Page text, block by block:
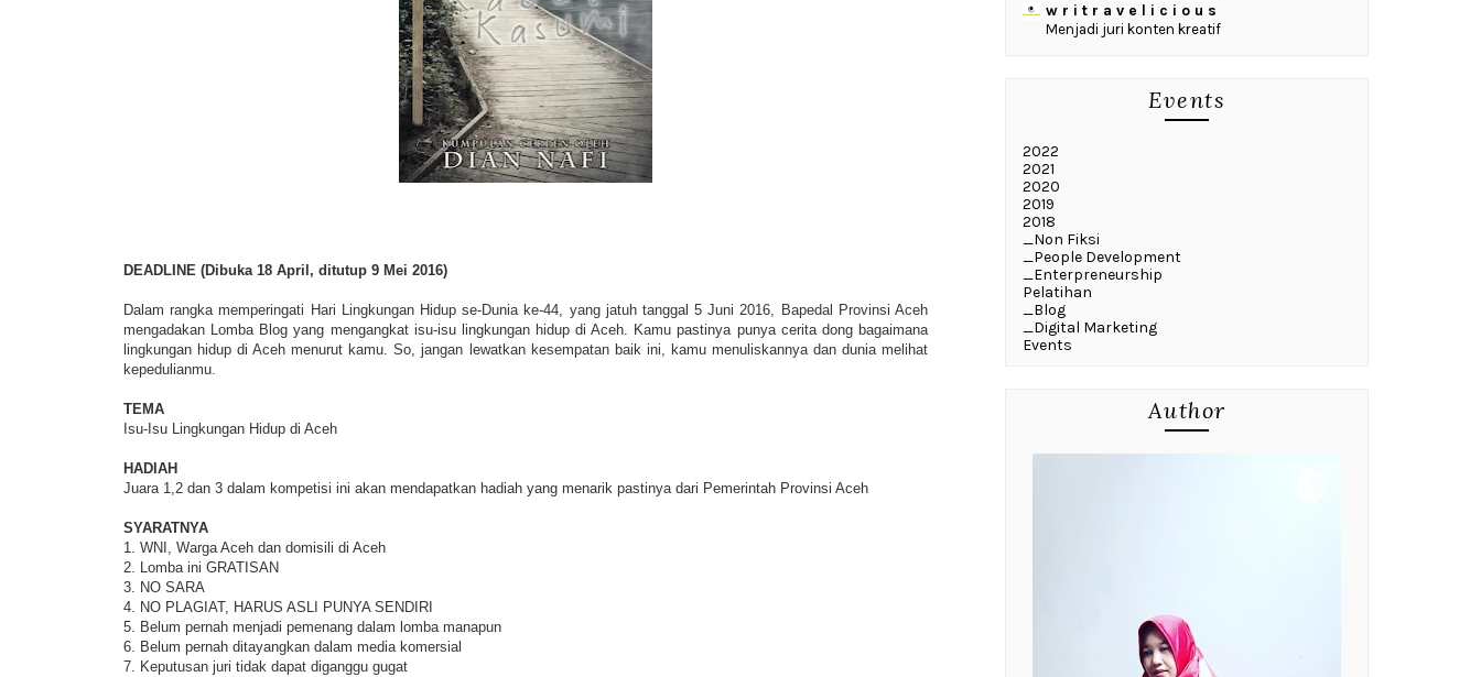
DEADLINE (Dibuka 18 April, ditutup 9 Mei 2016)
Dalam rangka memperingati Hari Lingkungan Hidup se-Dunia ke-44, yang jatuh tanggal 5 Juni 2016, Bapedal Provinsi Aceh
mengadakan Lomba Blog yang mengangkat isu-isu lingkungan hidup di Aceh. Kamu pastinya punya cerita dong bagaimana
lingkungan hidup di Aceh menurut kamu. So, jangan lewatkan kesempatan baik ini, kamu menuliskannya dan dunia melihat
kepedulianmu.
TEMA
Isu-Isu Lingkungan Hidup di Aceh
HADIAH
Juara 1,2 dan 3 dalam kompetisi ini akan mendapatkan hadiah yang menarik pastinya dari Pemerintah Provinsi Aceh
SYARATNYA
1. WNI, Warga Aceh dan domisili di Aceh
2. Lomba ini GRATISAN
3. NO SARA
4. NO PLAGIAT, HARUS ASLI PUNYA SENDIRI
5. Belum pernah menjadi pemenang dalam lomba manapun
6. Belum pernah ditayangkan dalam media komersial
7. Keputusan juri tidak dapat diganggu gugat
w r i t r a v e l i c i o u s
Menjadi juri konten kreatif
Events
2022
2021
2020
2019
2018
_Non Fiksi
_People Development
_Enterpreneurship
Pelatihan
_Blog
_Digital Marketing
Events
Author